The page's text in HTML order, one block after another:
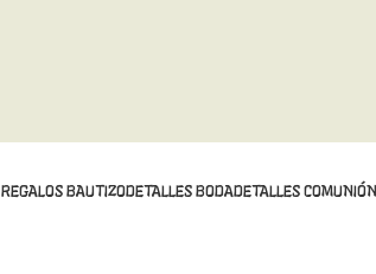
REGALOS BAUTIZODETALLES BODADETALLES COMUNIÓN